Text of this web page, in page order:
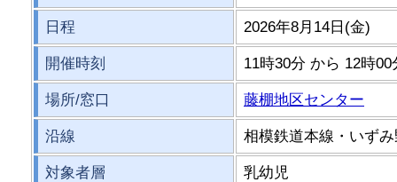
日程 2026年8月14日(金)
開催時刻 11時30分 から 12時00
場所/窓口 藤棚地区センター
沿線 相模鉄道本線・いず
対象者層 乳幼児